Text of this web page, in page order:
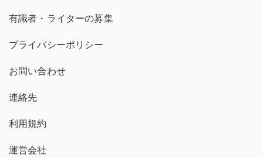
有識者・ライターの募集
プライバシーポリシー
お問い合わせ
連絡先
利用規約
運営会社